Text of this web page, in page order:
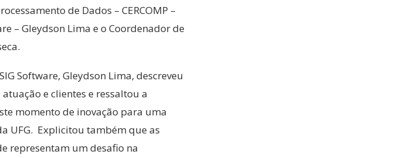
de Dados – CERCOMP –
– Gleydson Lima e o Coordenador de
Software, Gleydson Lima, descreveu
e clientes e ressaltou a
momento de inovação para uma
UFG. Explicitou também que as
representam um desafio na